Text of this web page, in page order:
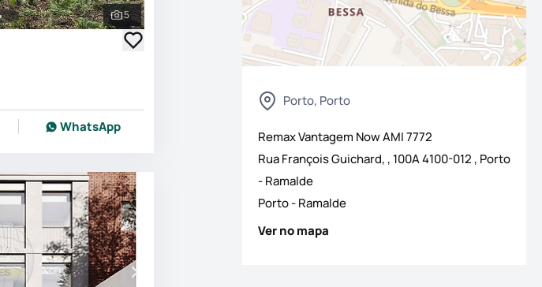
Ver todas as fotografias
5
WhatsApp
Porto, Porto
Remax Vantagem NowAMI7772
Rua François Guichard, , 100A 4100-012 , Porto
- Ramalde
Porto-Ramalde
Ver no mapa